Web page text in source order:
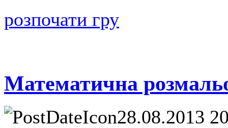
розпочати гру
Математична
28.08.2013